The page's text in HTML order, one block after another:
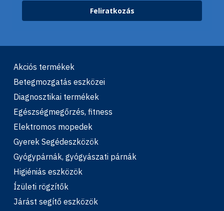
Feliratkozás
Akciós termékek
Betegmozgatás eszközei
Diagnosztikai termékek
Egészségmegőrzés, fitness
Elektromos mopedek
Gyerek Segédeszközök
Gyógypárnák, gyógyászati párnák
Higiéniás eszközök
Ízületi rögzítők
Járást segítő eszközök